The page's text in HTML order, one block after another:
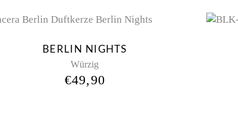
BERLIN NIGHTS
Würzig
€49,90